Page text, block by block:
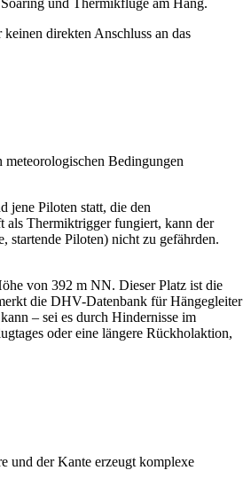
und Thermikflüge am Hang.
direkten Anschluss an das
Bedingungen
jene Piloten statt, die den
als Thermiktrigger fungiert, kann der
startende Piloten) nicht zu gefährden.
von 392 m NN. Dieser Platz ist die
die DHV-Datenbank für Hängegleiter
– sei es durch Hindernisse im
oder eine längere Rückholaktion,
und der Kante erzeugt komplexe